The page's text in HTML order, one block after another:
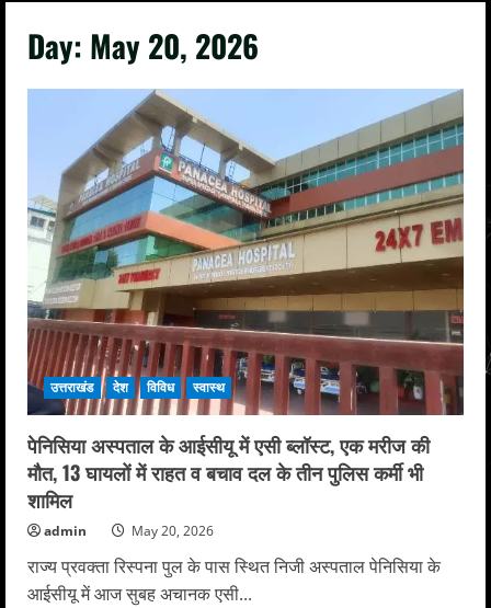
Day: May 20, 2026
उत्तराखंड देश विविध स्वास्थ
पेनिसिया अस्पताल के आईसीयू में एसी ब्लॉस्ट, एक मरीज की
मौत, 13 घायलों में राहत व बचाव दल के तीन पुलिस कर्मी भी
शामिल
admin May 20, 2026
राज्य प्रवक्ता रिस्पना पुल के पास स्थित निजी अस्पताल पेनिसिया के
आईसीयू में आज सुबह अचानक एसी...